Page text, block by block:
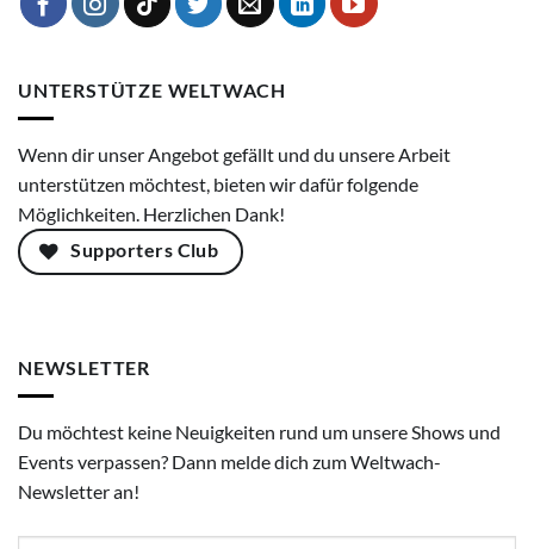
UNTERSTÜTZE WELTWACH
Wenn dir unser Angebot gefällt und du unsere Arbeit
unterstützen möchtest, bieten wir dafür folgende
Möglichkeiten. Herzlichen Dank!
Supporters Club
NEWSLETTER
Du möchtest keine Neuigkeiten rund um unsere Shows und
Events verpassen? Dann melde dich zum Weltwach-
Newsletter an!